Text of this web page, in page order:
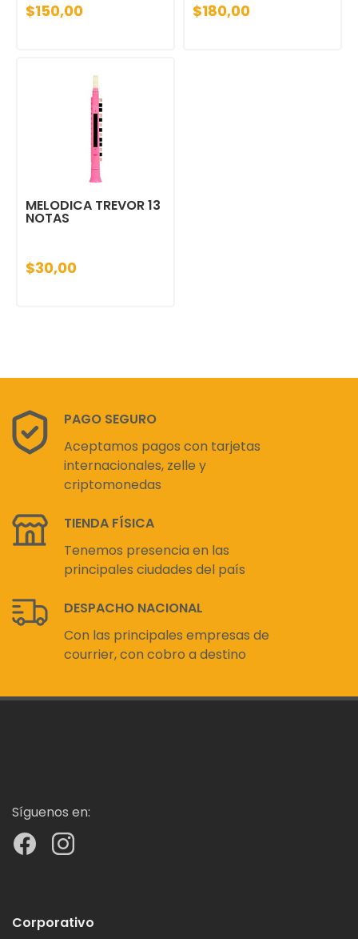
$150,00 $180,00
MELODICA TREVOR 13
NOTAS
$30,00
PAGO SEGURO
Aceptamos pagos con tarjetas
internacionales, zelle y
criptomonedas
TIENDA FÍSICA
Tenemos presencia en las
principales ciudades del país
DESPACHO NACIONAL
Con las principales empresas de
courrier, con cobro a destino
Síguenos en:
Corporativo